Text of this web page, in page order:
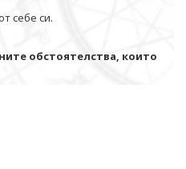
себе си.
обстоятелства, които